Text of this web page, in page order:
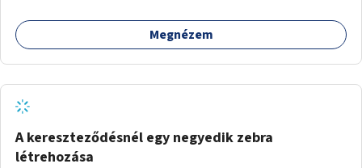
hagyományos cigányzene mellett, koncertek, gitárestek,
jazz művészek, roma diákok fellépései színesítenék a
a FreeSZFE hallgatóit, tanárait, teret adva az ő
kibontakozásuknak is. Színes, változatos műsor mellett
baráti körök alakulhatnak, hiszen a kultúra óriási kovász. A
falakat nagy cigány festők, Péli Tamás, Szentandrássy
Megnézem
A kereszteződésnél egy negyedik zebra
létrehozása